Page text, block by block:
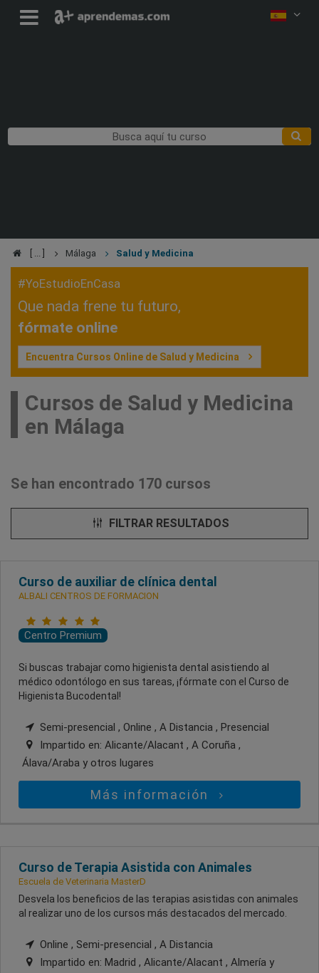
Málaga Salud y Medicina
#YoEstudioEnCasa
Que nada frene tu futuro,
fórmate online
Encuentra Cursos Online de Salud y Medicina
Cursos de Salud y Medicina
en Málaga
Se han encontrado 170 cursos
FILTRAR RESULTADOS
Curso de auxiliar de clínica dental
ALBALI CENTROS DE FORMACION
Centro Premium
Si buscas trabajar como higienista dental asistiendo al
médico odontólogo en sus tareas, ¡fórmate con el Curso de
Higienista Bucodental!
Semi-presencial , Online , A Distancia , Presencial
Impartido en: Alicante/Alacant , A Coruña ,
Álava/Araba y otros lugares
Más información
Curso de Terapia Asistida con Animales
Escuela de Veterinaria MasterD
Desvela los beneficios de las terapias asistidas con animales
al realizar uno de los cursos más destacados del mercado.
Online , Semi-presencial , A Distancia
Impartido en: Madrid , Alicante/Alacant , Almería y